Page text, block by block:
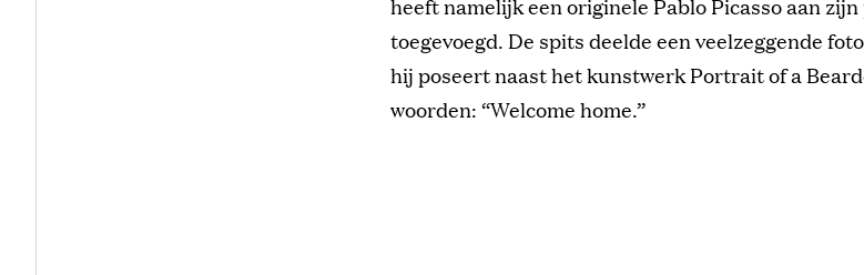
toegevoegd. De spits deelde een veelzeggende
hij poseert naast het kunstwerk Portrait of a
woorden: “Welcome home.”